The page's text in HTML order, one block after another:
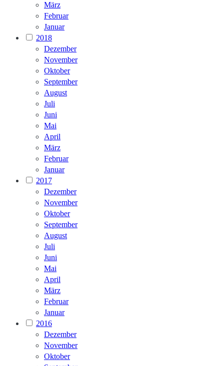
März
Februar
Januar
2018
Dezember
November
Oktober
September
August
Juli
Juni
Mai
April
März
Februar
Januar
2017
Dezember
November
Oktober
September
August
Juli
Juni
Mai
April
März
Februar
Januar
2016
Dezember
November
Oktober